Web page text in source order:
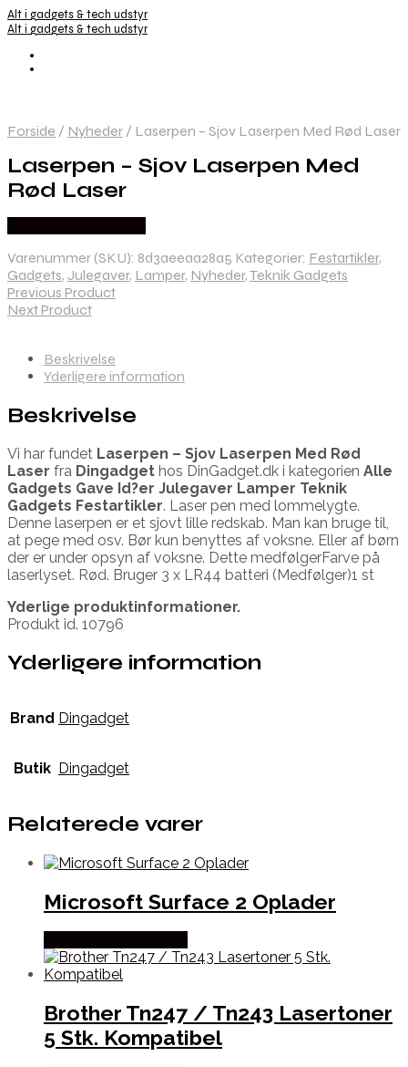
Alt i gadgets & tech udstyr
Alt i gadgets & tech udstyr
Forside / Nyheder / Laserpen – Sjov Laserpen Med Rød Laser
Laserpen – Sjov Laserpen Med
Rød Laser
Varenummer (SKU): 8d3aeeaa28a5 Kategorier: Festartikler,
Gadgets, Julegaver, Lamper, Nyheder,Teknik Gadgets
Previous Product
Next Product
Beskrivelse
Yderligere information
Beskrivelse
Vi har fundet Laserpen – Sjov Laserpen Med Rød
Laser fra Dingadget hos DinGadget.dk i kategorien Alle
Gadgets Gave Id?er Julegaver Lamper Teknik
Gadgets Festartikler. Laser pen med lommelygte.
Denne laserpen er et sjovt lille redskab. Man kan bruge til,
at pege med osv. Bør kun benyttes af voksne. Eller af børn
der er under opsyn af voksne. Dette medfølgerFarve på
laserlyset. Rød. Bruger 3 x LR44 batteri (Medfølger)1 st
Yderlige produktinformationer.
Produkt id. 10796
Yderligere information
Brand Dingadget
Butik Dingadget
Relaterede varer
Microsoft Surface 2 Oplader
Brother Tn247 / Tn243 Lasertoner
5 Stk. Kompatibel